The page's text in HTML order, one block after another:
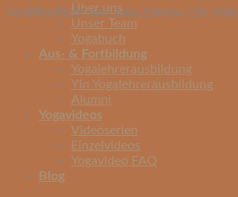
Über uns
Unser Team
Yogabuch
Aus- & Fortbildung
Yogalehrerausbildung
Yin Yogalehrerausbildung
Alumni
Yogavideos
Videoserien
Einzelvideos
Yogavideo FAQ
Blog
Veröffentlicht von Julia Zohren | 26.